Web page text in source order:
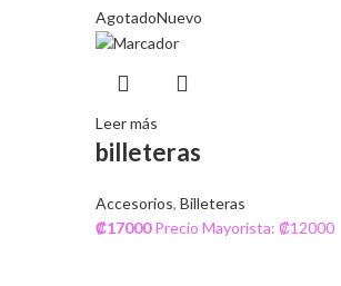
AgotadoNuevo
Leer más
billeteras
Accesorios, Billeteras
₡17000 Precio Mayorista: ₡12000